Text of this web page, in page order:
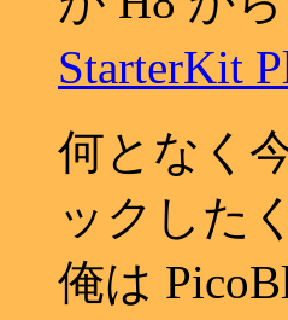
StarterKit
何となく
ックした
俺は